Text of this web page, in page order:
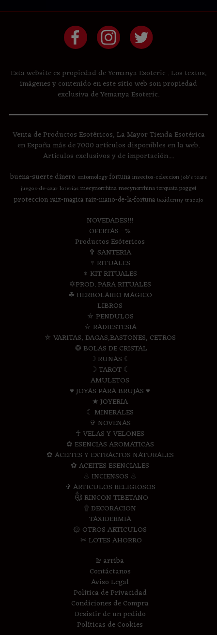
Esta website es propiedad de Yemanya Esoteric . Los textos,
imágenes y contenido en este sitio web son propiedad
exclusiva de Yemanya Esoteric.
Venta de Productos Esotéricos, La Mayor Tienda Esotérica
en España más de 7000 artículos disponibles en la web.
Artículos exclusivos y de importación....
buena-suertedinero entomologyfortunainsectos-coleccion job's tears
juegos-de-azar loterias mecynorrhinamecynorrhina torquata poggei
proteccion raiz-magica raiz-mano-de-la-fortunataxidermy trabajo
NOVEDADES!!!
OFERTAS - %
Productos Esótericos
✞ SANTERIA
♆ RITUALES
♆ KIT RITUALES
✡PROD. PARA RITUALES
☘ HERBOLARIO MAGICO
LIBROS
⛤ PENDULOS
⛤ RADIESTESIA
⛤ VARITAS, DAGAS,BASTONES, CETROS
❂ BOLAS DE CRISTAL
☽ RUNAS ☾
☽ TAROT ☾
AMULETOS
♥ JOYAS PARA BRUJAS ♥
★ JOYERIA
☾ MINERALES
✞ NOVENAS
☥ VELAS Y VELONES
✿ ESENCIAS AROMATICAS
✿ ACEITES Y EXTRACTOS NATURALES
✿ ACEITES ESENCIALES
♨ INCIENSOS ♨
✞ ARTICULOS RELIGIOSOS
༃ RINCON TIBETANO
۩ DECORACION
TAXIDERMIA
۞ OTROS ARTICULOS
✂ LOTES AHORRO
Ir arriba
Contáctanos
Aviso Legal
Política de Privacidad
Condiciones de Compra
Desistir de un pedido
Políticas de Cookies